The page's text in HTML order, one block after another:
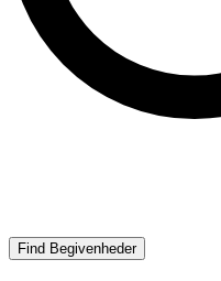
Find Begivenheder